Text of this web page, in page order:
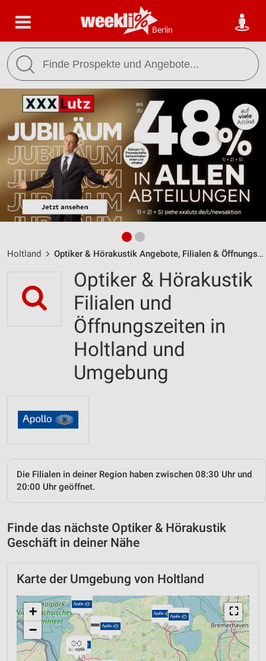
Berlin
Holtland Optiker & Hörakustik Angebote, Filialen & Öffnungszeiten
Optiker & Hörakustik
Filialen und
Öffnungszeiten in
Holtland und
Umgebung
Die Filialen in deiner Region haben zwischen 08:30 Uhr und
20:00 Uhr geöffnet.
Finde das nächste Optiker & Hörakustik
Geschäft in deiner Nähe
Karte der Umgebung von Holtland
⛶
+
−